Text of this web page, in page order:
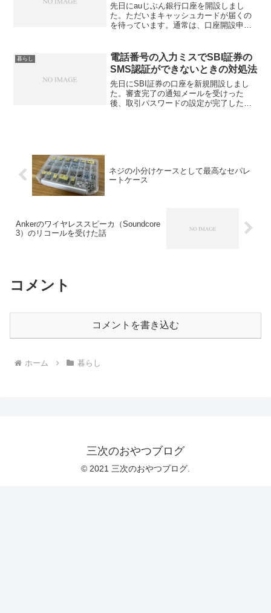
先日にauじぶん銀行口座を開設しまし
た。ただいまキャッシュカードが届くの
を待っています。通常は、口座開設申請
はスマホアプリからの口座開設手続きで
登録した顔写真を用いた...
暮らし
電話番号の入力ミスでSBI証券の
SMS認証ができないときの対処法
先日にSBI証券の口座を新規開設しまし
た。審査完了の通知メールを受けった
後、取引パスワードの設定が完了したら
ネジの小分けケースとして最高なセパレ
ートケース
Ankerのワイヤレススピーカ（Soundcore
3）のリコールを受けた話
コメント
コメントを書き込む
ホーム 暮らし
三次のおやつブログ
© 2021 三次のおやつブログ.